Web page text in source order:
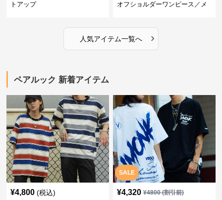
トアップ
オフショルダーワンピース／メ
人気アイテム一覧へ ›
ペアルック 新着アイテム
¥4,800 (税込)
SALE
¥4,320 ¥4800(割引前)